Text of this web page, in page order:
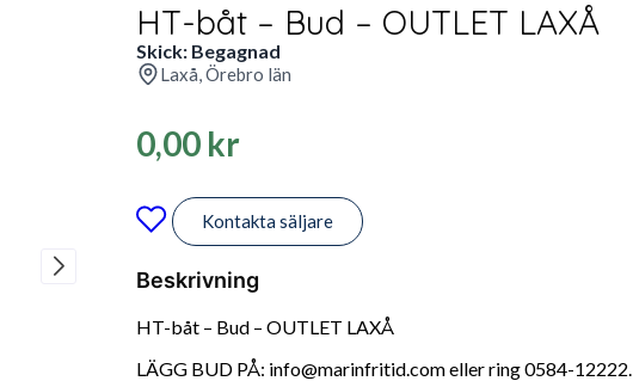
HT-båt – Bud – OUTLET LAXÅ
Skick: Begagnad
Laxå, Örebro län
0,00 kr
Kontakta säljare
Beskrivning
HT-båt – Bud – OUTLET LAXÅ
LÄGG BUD PÅ: info@marinfritid.com eller ring 0584-12222.